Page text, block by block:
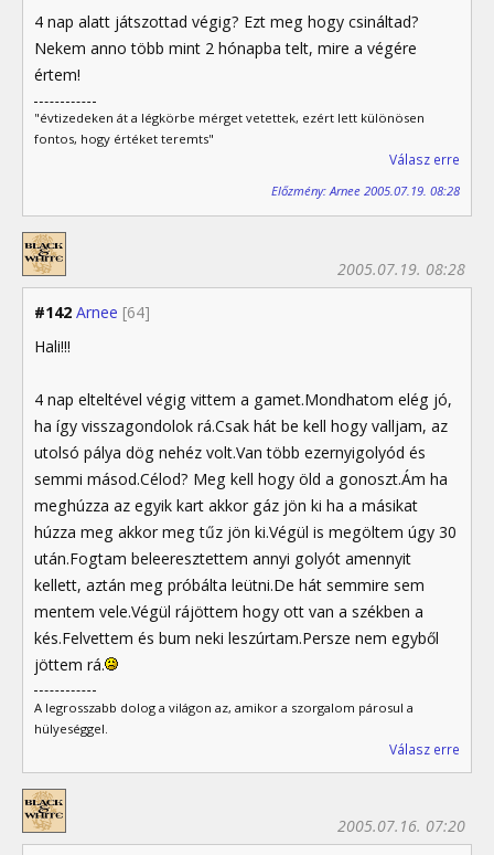
4 nap alatt játszottad végig? Ezt meg hogy csináltad?
Nekem anno több mint 2 hónapba telt, mire a végére
értem!
"évtizedeken át a légkörbe mérget vetettek, ezért lett különösen
fontos, hogy értéket teremts"
Válasz erre
Előzmény: Arnee 2005.07.19. 08:28
#142 Arnee [64]
2005.07.19. 08:28
Hali!!!
4 nap elteltével végig vittem a gamet.Mondhatom elég jó,
ha így visszagondolok rá.Csak hát be kell hogy valljam, az
utolsó pálya dög nehéz volt.Van több ezernyigolyód és
semmi másod.Célod? Meg kell hogy öld a gonoszt.Ám ha
meghúzza az egyik kart akkor gáz jön ki ha a másikat
húzza meg akkor meg tűz jön ki.Végül is megöltem úgy 30
után.Fogtam beleeresztettem annyi golyót amennyit
kellett, aztán meg próbálta leütni.De hát semmire sem
mentem vele.Végül rájöttem hogy ott van a székben a
kés.Felvettem és bum neki leszúrtam.Persze nem egyből
jöttem rá.
A legrosszabb dolog a világon az, amikor a szorgalom párosul a
hülyeséggel.
Válasz erre
2005.07.16. 07:20